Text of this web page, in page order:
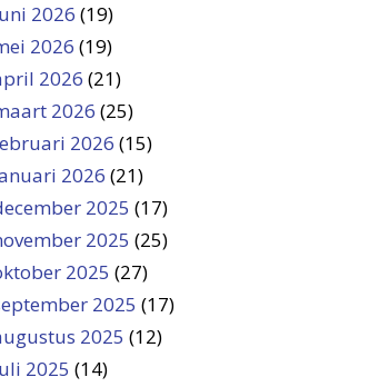
2026 (19)
2026 (19)
2026 (21)
2026 (25)
2026 (15)
2026 (21)
2025 (17)
2025 (25)
2025 (27)
2025 (17)
2025 (12)
2025 (14)